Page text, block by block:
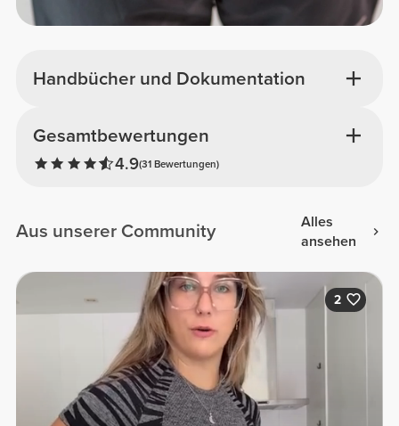
Handbücher und Dokumentation
Gesamtbewertungen
4.9(31 Bewertungen)
Aus unserer Community
Alles
ansehen
2